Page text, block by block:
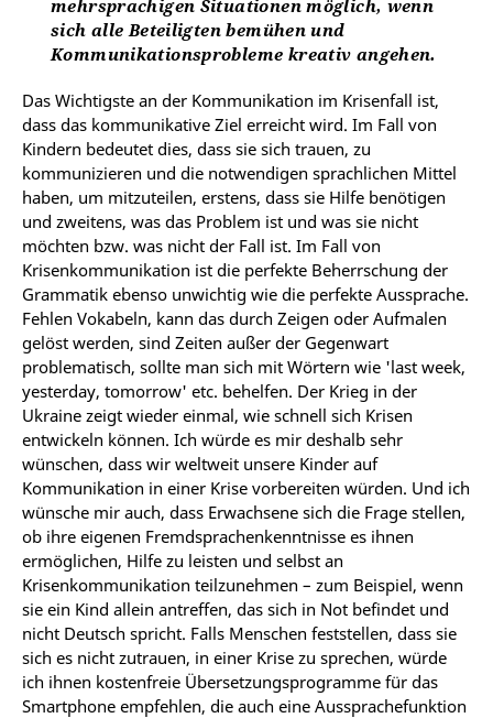
mehrsprachigen Situationen möglich, wenn
sich alle Beteiligten bemühen und
Kommunikationsprobleme kreativ angehen.
Das Wichtigste an der Kommunikation im Krisenfall ist,
dass das kommunikative Ziel erreicht wird. Im Fall von
Kindern bedeutet dies, dass sie sich trauen, zu
kommunizieren und die notwendigen sprachlichen Mittel
haben, um mitzuteilen, erstens, dass sie Hilfe benötigen
und zweitens, was das Problem ist und was sie nicht
möchten bzw. was nicht der Fall ist. Im Fall von
Krisenkommunikation ist die perfekte Beherrschung der
Grammatik ebenso unwichtig wie die perfekte Aussprache.
Fehlen Vokabeln, kann das durch Zeigen oder Aufmalen
gelöst werden, sind Zeiten außer der Gegenwart
problematisch, sollte man sich mit Wörtern wie 'last week,
yesterday, tomorrow' etc. behelfen. Der Krieg in der
Ukraine zeigt wieder einmal, wie schnell sich Krisen
entwickeln können. Ich würde es mir deshalb sehr
wünschen, dass wir weltweit unsere Kinder auf
Kommunikation in einer Krise vorbereiten würden. Und ich
wünsche mir auch, dass Erwachsene sich die Frage stellen,
ob ihre eigenen Fremdsprachenkenntnisse es ihnen
ermöglichen, Hilfe zu leisten und selbst an
Krisenkommunikation teilzunehmen – zum Beispiel, wenn
sie ein Kind allein antreffen, das sich in Not befindet und
nicht Deutsch spricht. Falls Menschen feststellen, dass sie
sich es nicht zutrauen, in einer Krise zu sprechen, würde
ich ihnen kostenfreie Übersetzungsprogramme für das
Smartphone empfehlen, die auch eine Aussprachefunktion